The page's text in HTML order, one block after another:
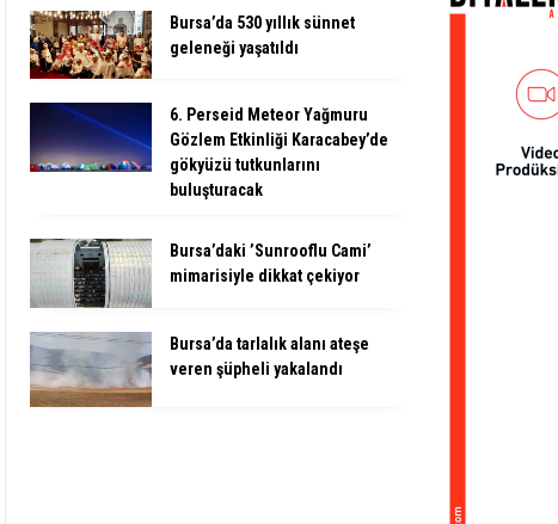
Bursa’da 530 yıllık sünnet
geleneği yaşatıldı
6. Perseid Meteor Yağmuru
Gözlem Etkinliği Karacabey’de
gökyüzü tutkunlarını
buluşturacak
Bursa’daki ’Sunrooflu Cami’
mimarisiyle dikkat çekiyor
Bursa’da tarlalık alanı ateşe
veren şüpheli yakalandı